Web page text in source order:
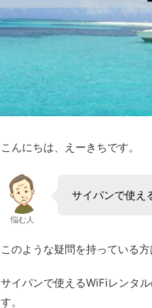
こんにちは、えーきちです。
悩む人
サイパンで使え
このような疑問を持っている
サイパンで使えるWiFiレンタ
す。